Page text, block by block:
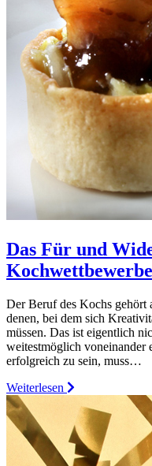
Das Für und
Der Beruf des Kochs gehört
denen, bei dem sich
müssen. Das ist eigentlich
weitestmöglich voneinander
erfolgreich zu sein, muss…
Weiterlesen